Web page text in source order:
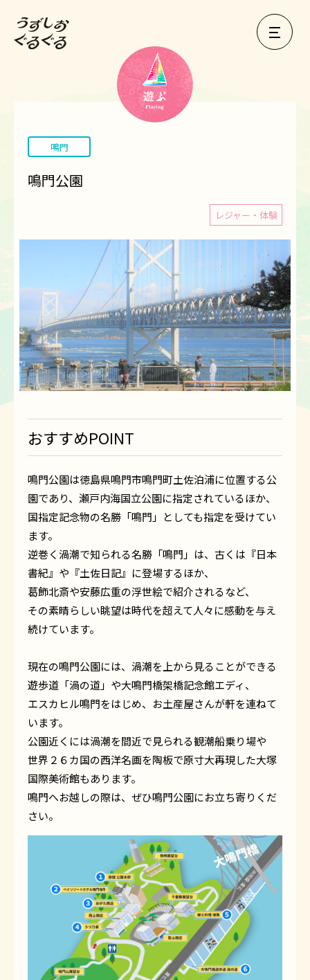
鳴門
鳴門公園
レジャー・体験
おすすめPOINT
鳴門公園は徳島県鳴門市鳴門町土佐泊浦に位置する公
園であり、瀬戸内海国立公園に指定されているほか、
国指定記念物の名勝「鳴門」としても指定を受けてい
ます。
逆巻く渦潮で知られる名勝「鳴門」は、古くは『日本
書紀』や『土佐日記』に登場するほか、
葛飾北斎や安藤広重の浮世絵で紹介されるなど、
その素晴らしい眺望は時代を超えて人々に感動を与え
続けています。
現在の鳴門公園には、渦潮を上から見ることができる
遊歩道「渦の道」や大鳴門橋架橋記念館エディ、
エスカヒル鳴門をはじめ、お土産屋さんが軒を連ねて
います。
公園近くには渦潮を間近で見られる観潮船乗り場や
世界２６カ国の西洋名画を陶板で原寸大再現した大塚
国際美術館もあります。
鳴門へお越しの際は、ぜひ鳴門公園にお立ち寄りくだ
さい。